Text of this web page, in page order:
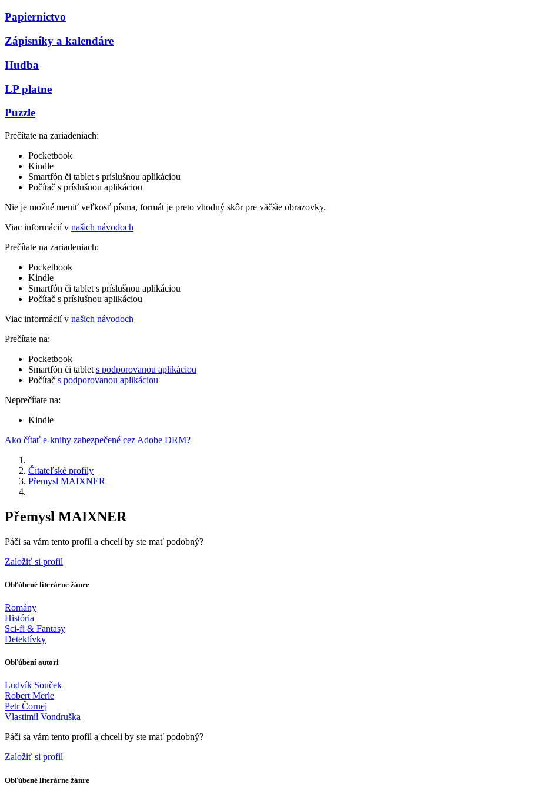
Papiernictvo
Zápisníky a kalendáre
Hudba
LP platne
Puzzle
Prečítate na zariadeniach:
Pocketbook
Kindle
Smartfón či tablet s príslušnou aplikáciou
Počítač s príslušnou aplikáciou
Nie je možné meniť veľkosť písma, formát je preto vhodný skôr pre väčšie obrazovky.
Viac informácií v našich návodoch
Prečítate na zariadeniach:
Pocketbook
Kindle
Smartfón či tablet s príslušnou aplikáciou
Počítač s príslušnou aplikáciou
Viac informácií v našich návodoch
Prečítate na:
Pocketbook
Smartfón či tablet s podporovanou aplikáciou
Počítač s podporovanou aplikáciou
Neprečítate na:
Kindle
Ako čítať e-knihy zabezpečené cez Adobe DRM?
Čitateľské profily
Přemysl MAIXNER
Přemysl MAIXNER
Páči sa vám tento profil a chceli by ste mať podobný?
Založiť si profil
Obľúbené literárne žánre
Romány
História
Sci-fi & Fantasy
Detektívky
Obľúbení autori
Ludvík Souček
Robert Merle
Petr Čornej
Vlastimil Vondruška
Páči sa vám tento profil a chceli by ste mať podobný?
Založiť si profil
Obľúbené literárne žánre